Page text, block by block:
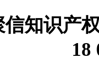
知识产
18